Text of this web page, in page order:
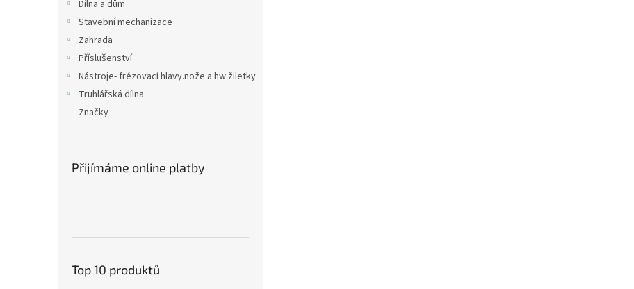
Dílna a dům
Stavební mechanizace
Zahrada
Příslušenství
Nástroje- frézovací hlavy.nože a hw žiletky
Truhlářská dílna
Značky
Přijímáme online platby
Top 10 produktů